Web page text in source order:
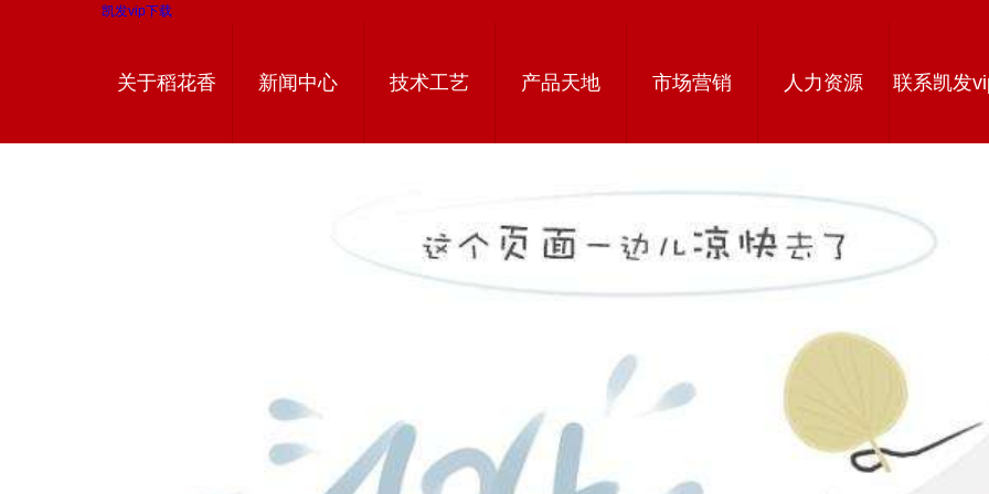
凯发vip下载
关于稻花香 新闻中心 技术工艺 产品天地 市场营销 人力资源 联系凯发